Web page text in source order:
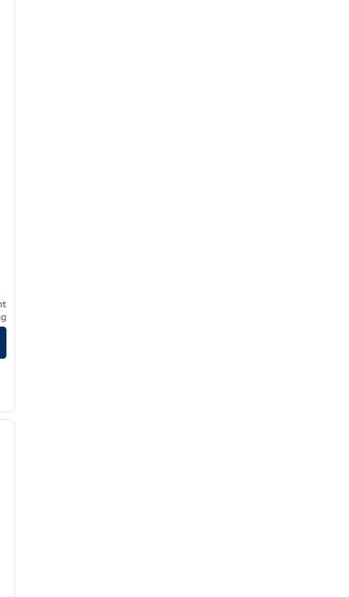
Bild